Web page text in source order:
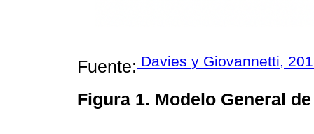
Fuente: Davies y Giovannetti,
Figura 1. Modelo General